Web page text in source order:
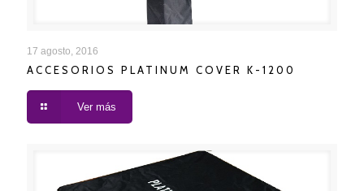
ACCESORIOS PLATINUM COVER K-1200
17 agosto, 2016
ACCESORIOS PLATINUM COVER K-1200
Ver más